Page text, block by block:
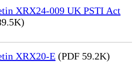
XRX24-009 UK PSTI Act
XRX20-E (PDF 59.2K)